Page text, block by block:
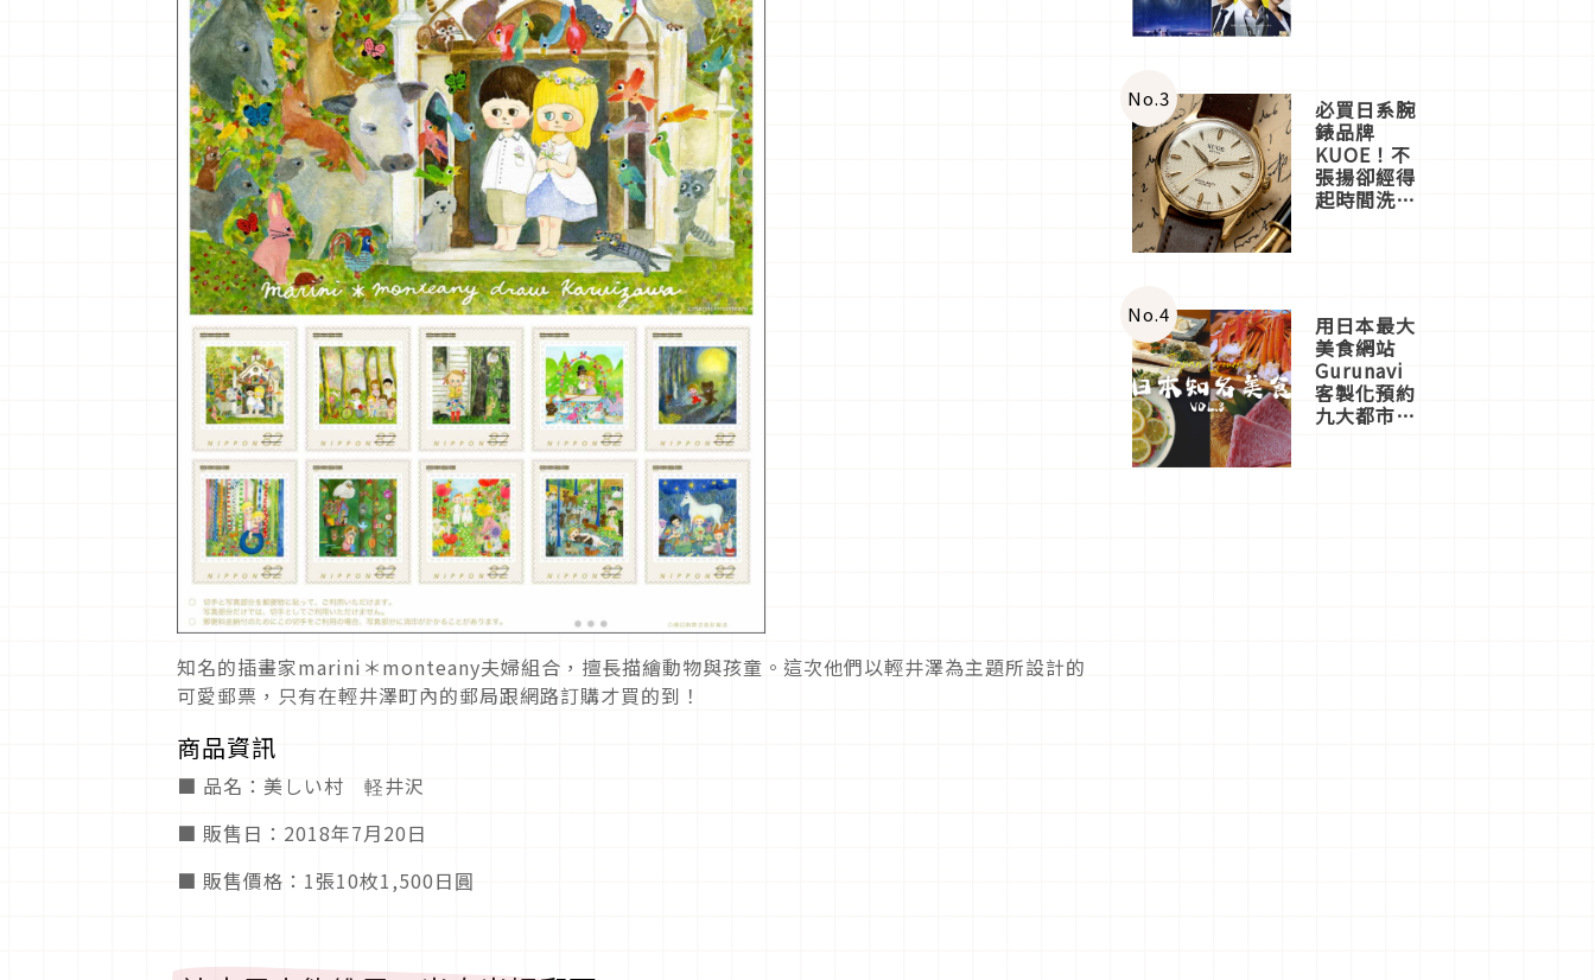
知名的插畫家marini＊monteany夫婦組合，擅長描繪動物與孩童。這次他們以輕井澤為主題所設計的
可愛郵票，只有在輕井澤町內的郵局跟網路訂購才買的到！
商品資訊
■ 品名：美しい村 軽井沢
■ 販售日：2018年7月20日
■ 販售價格：1張10枚1,500日圓
No.3 必買日系腕
錶品牌
KUOE！不
張揚卻經得
起時間洗鍊
No.4 用日本最大
美食網站
Gurunavi
客製化預約
九大都市餐